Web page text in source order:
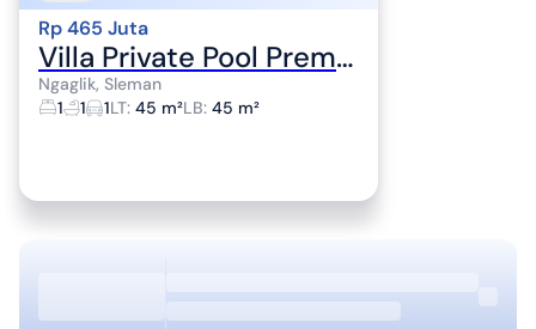
Rp 465 Juta
Villa Private Pool Premium Fasilitas Eksklusif Padel dan Gym Cafe
Ngaglik, Sleman
1
1 1LT: 45 m²LB: 45 m²